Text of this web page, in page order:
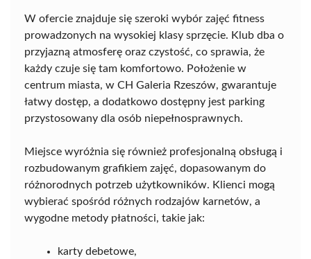
W ofercie znajduje się szeroki wybór zajęć fitness
prowadzonych na wysokiej klasy sprzęcie. Klub dba o
przyjazną atmosferę oraz czystość, co sprawia, że
każdy czuje się tam komfortowo. Położenie w
centrum miasta, w CH Galeria Rzeszów, gwarantuje
łatwy dostęp, a dodatkowo dostępny jest parking
przystosowany dla osób niepełnosprawnych.
Miejsce wyróżnia się również profesjonalną obsługą i
rozbudowanym grafikiem zajęć, dopasowanym do
różnorodnych potrzeb użytkowników. Klienci mogą
wybierać spośród różnych rodzajów karnetów, a
wygodne metody płatności, takie jak:
karty debetowe,